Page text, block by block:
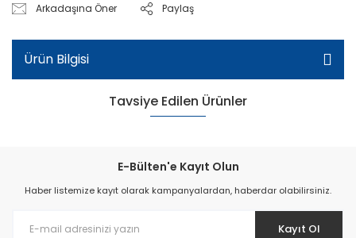
Arkadaşına Öner Paylaş
Ürün Bilgisi
Tavsiye Edilen Ürünler
E-Bülten'e Kayıt Olun
Haber listemize kayıt olarak kampanyalardan, haberdar olabilirsiniz.
Kayıt Ol